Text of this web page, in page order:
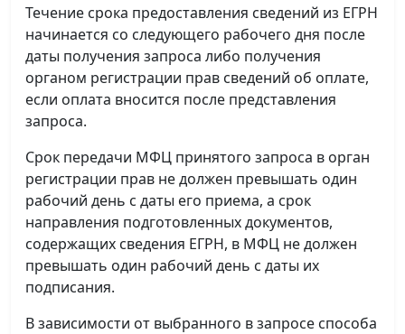
Течение срока предоставления сведений из ЕГРН
начинается со следующего рабочего дня после
даты получения запроса либо получения
органом регистрации прав сведений об оплате,
если оплата вносится после представления
запроса.
Срок передачи МФЦ принятого запроса в орган
регистрации прав не должен превышать один
рабочий день с даты его приема, а срок
направления подготовленных документов,
содержащих сведения ЕГРН, в МФЦ не должен
превышать один рабочий день с даты их
подписания.
В зависимости от выбранного в запросе способа